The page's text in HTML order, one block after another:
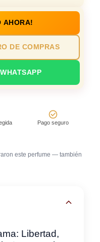
AHORA!
DE COMPRAS
Pago seguro
este perfume — también
Libertad,